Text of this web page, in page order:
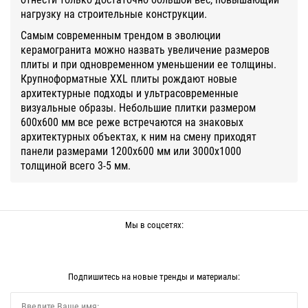
нагрузку на строительные конструкции.
Самым современным трендом в эволюции
керамогранита можно назвать увеличение размеров
плиты и при одновременном уменьшении ее толщины.
Крупноформатные XXL плиты рождают новые
архитектурные подходы и ультрасовременные
визуальные образы. Небольшие плитки размером
600х600 мм все реже встречаются на знаковых
архитектурных объектах, к ним на смену приходят
панели размерами 1200х600 мм или 3000х1000
толщиной всего 3-5 мм.
Мы в соцсетях:
Подпишитесь на новые тренды и материалы: